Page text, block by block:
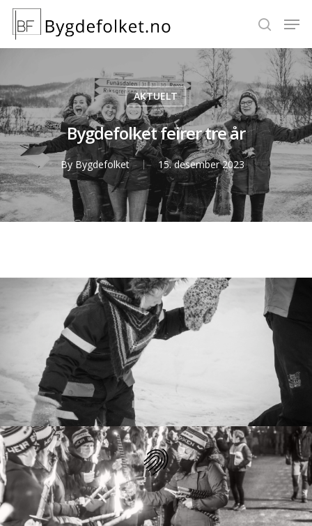
Hit enter to search or ESC to close
AKTUELT
Bygdefolket feirer tre år
By Bygdefolket 15. desember 2023